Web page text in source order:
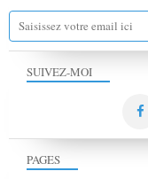
SUIVEZ-MOI
PAGES